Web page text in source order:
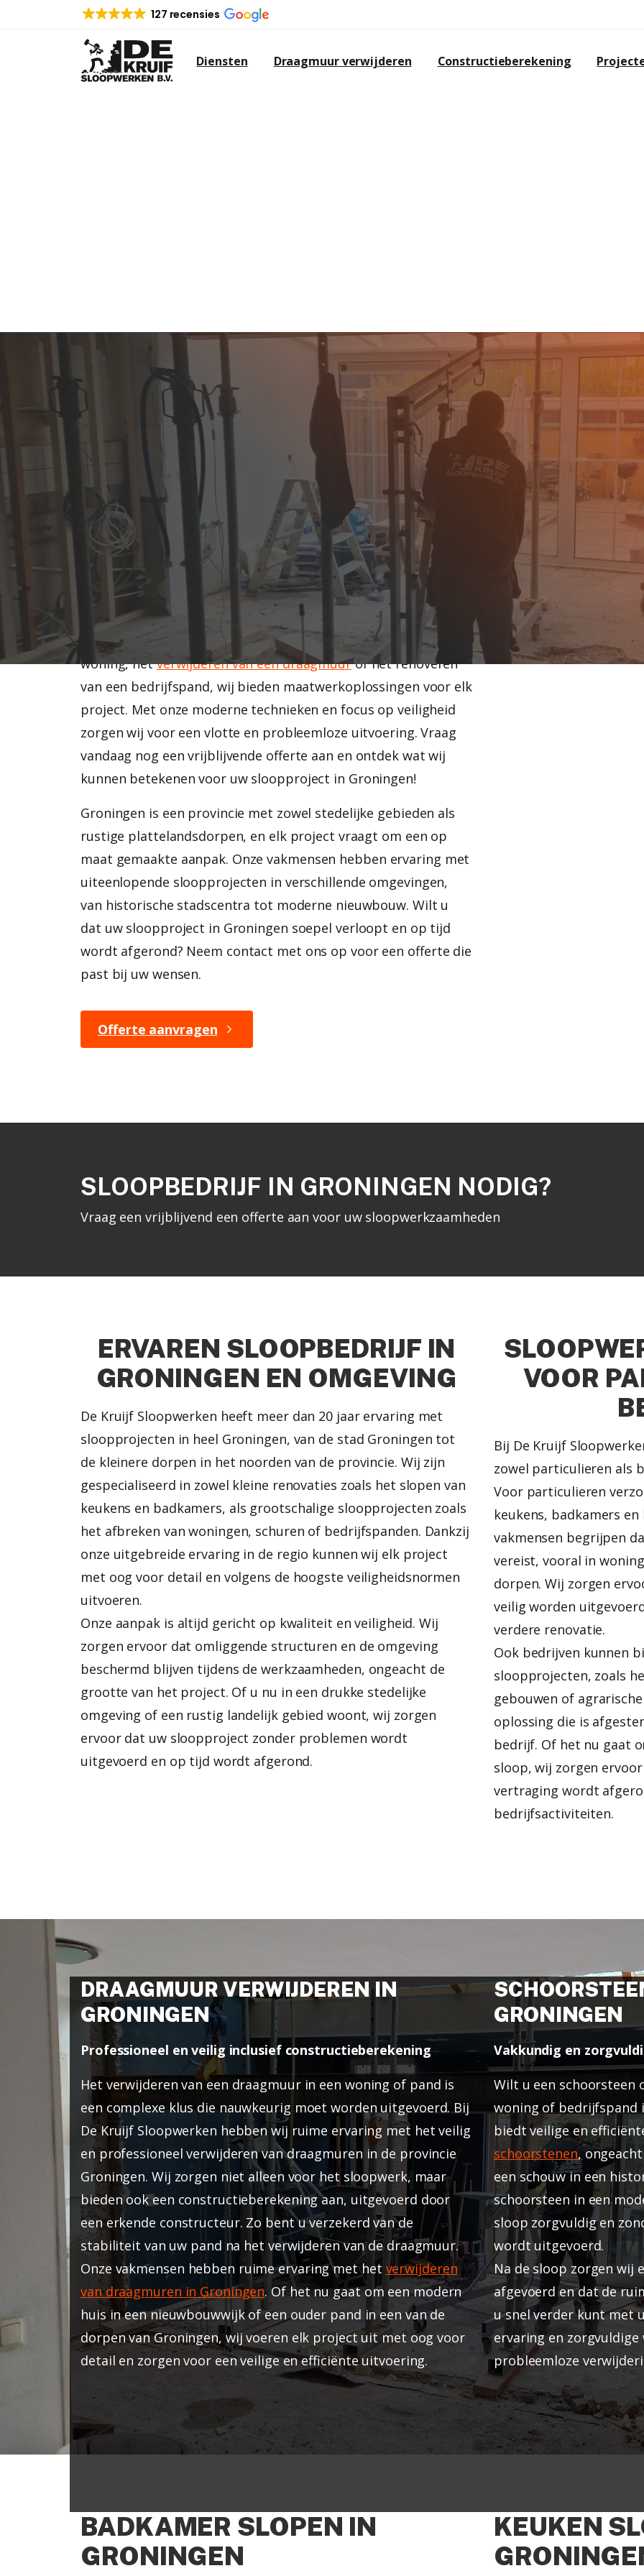
127 recensies
Diensten Draagmuur verwijderen Constructieberekening
SLOOPBEDRIJF GRONINGEN
GEZOCHT?
Bent u op zoek naar een professioneel en ervaren sloopbedrijf
in de provincie Groningen? De Kruijf Sloopwerken staat klaar
om al uw sloopprojecten in deze bijzondere en veelzijdige
provincie veilig en efficiënt uit te voeren. Groningen, met zijn
historische steden, moderne nieuwbouwwijken en uitgestrekte
landelijke gebieden, vraagt om een sloopbedrijf dat zorgvuldig
te werk gaat en rekening houdt met de specifieke kenmerken
van de omgeving. Of het nu gaat om het slopen van een
woning, hetverwijderen van een draagmuurof het renoveren
van een bedrijfspand, wij bieden maatwerkoplossingen voor elk
project. Met onze moderne technieken en focus op veiligheid
zorgen wij voor een vlotte en probleemloze uitvoering. Vraag
vandaag nog een vrijblijvende offerte aan en ontdek wat wij
kunnen betekenen voor uw sloopproject in Groningen!
Groningen is een provincie met zowel stedelijke gebieden als
rustige plattelandsdorpen, en elk project vraagt om een op
maat gemaakte aanpak. Onze vakmensen hebben ervaring met
uiteenlopende sloopprojecten in verschillende omgevingen,
van historische stadscentra tot moderne nieuwbouw. Wilt u
dat uw sloopproject in Groningen soepel verloopt en op tijd
wordt afgerond? Neem contact met ons op voor een offerte die
past bij uw wensen.
Offerte aanvragen
SLOOPBEDRIJF IN GRONINGEN NODIG?
Vraag een vrijblijvend een offerte aan voor uw sloopwerkzaamheden
ERVAREN SLOOPBEDRIJF IN
GRONINGEN EN OMGEVING
De Kruijf Sloopwerken heeft meer dan 20 jaar ervaring met
sloopprojecten in heel Groningen, van de stad Groningen tot
de kleinere dorpen in het noorden van de provincie. Wij zijn
gespecialiseerd in zowel kleine renovaties zoals het slopen van
keukens en badkamers, als grootschalige sloopprojecten zoals
het afbreken van woningen, schuren of bedrijfspanden. Dankzij
onze uitgebreide ervaring in de regio kunnen wij elk project
met oog voor detail en volgens de hoogste veiligheidsnormen
uitvoeren.
Onze aanpak is altijd gericht op kwaliteit en veiligheid. Wij
zorgen ervoor dat omliggende structuren en de omgeving
beschermd blijven tijdens de werkzaamheden, ongeacht de
grootte van het project. Of u nu in een drukke stedelijke
omgeving of een rustig landelijk gebied woont, wij zorgen
ervoor dat uw sloopproject zonder problemen wordt
uitgevoerd en op tijd wordt afgerond.
VOOR
Bij De Kruijf
zowel particulieren als
Voor particulieren
keukens, badkamers
vakmensen begrijpen
vereist, vooral in
dorpen. Wij zorgen
veilig worden
verdere renovatie.
Ook bedrijven kunnen
sloopprojecten, zoals
gebouwen of
oplossing die is
bedrijf. Of het nu gaat
sloop, wij zorgen
vertraging wordt
bedrijfsactiviteiten.
DRAAGMUUR VERWIJDEREN IN
GRONINGEN
Professioneel en veilig inclusief constructieberekening
Het verwijderen van een draagmuur in een woning of pand is
een complexe klus die nauwkeurig moet worden uitgevoerd. Bij
De Kruijf Sloopwerken hebben wij ruime ervaring met het veilig
en professioneel verwijderen van draagmuren in de provincie
Groningen. Wij zorgen niet alleen voor het sloopwerk, maar
bieden ook een constructieberekening aan, uitgevoerd door
een erkende constructeur. Zo bent u verzekerd van de
stabiliteit van uw pand na het verwijderen van de draagmuur.
Onze vakmensen hebben ruime ervaring met het verwijderen
van draagmuren in Groningen. Of het nu gaat om een modern
huis in een nieuwbouwwijk of een ouder pand in een van de
dorpen van Groningen, wij voeren elk project uit met oog voor
detail en zorgen voor een veilige en efficiënte uitvoering.
GRONINGEN
Vakkundig en
Wilt u een schoorsteen
woning of bedrijfspand
biedt veilige en
schoorstenen,
een schouw in een
schoorsteen in een
sloop zorgvuldig en
wordt uitgevoerd.
Na de sloop zorgen wij
afgevoerd en dat de
u snel verder kunt met
ervaring en
probleemloze
BADKAMER SLOPEN IN
GRONINGEN
KEUKEN